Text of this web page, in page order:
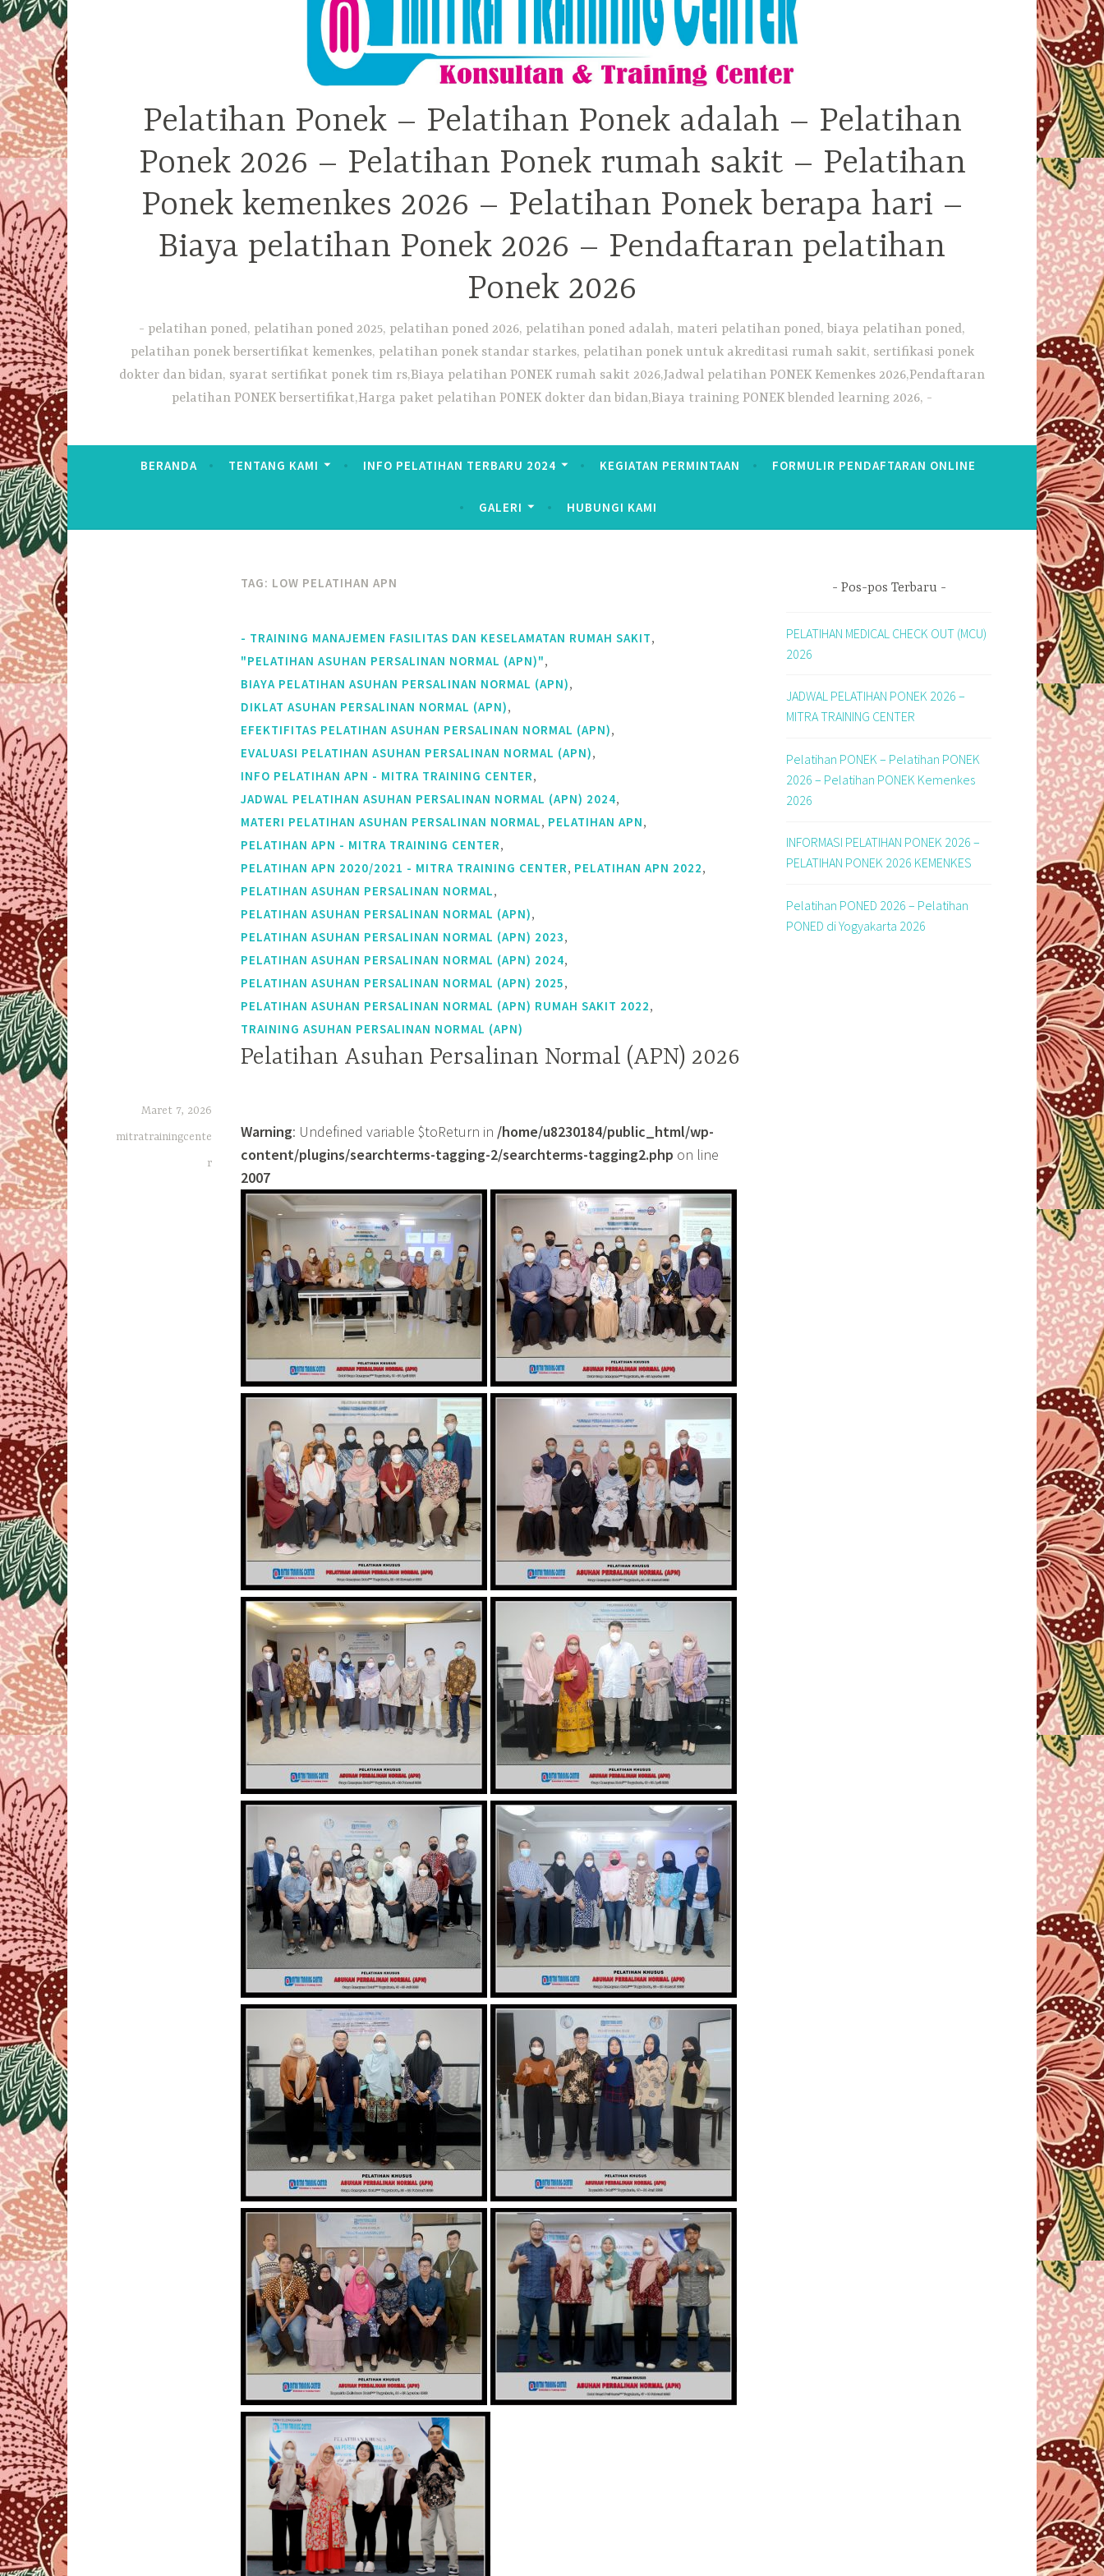
Pelatihan Ponek – Pelatihan Ponek adalah – Pelatihan
Ponek 2026 – Pelatihan Ponek rumah sakit – Pelatihan
Ponek kemenkes 2026 – Pelatihan Ponek berapa hari –
Biaya pelatihan Ponek 2026 – Pendaftaran pelatihan
Ponek 2026
pelatihan poned, pelatihan poned 2025, pelatihan poned 2026, pelatihan poned adalah, materi pelatihan poned, biaya pelatihan poned,
pelatihan ponek bersertifikat kemenkes, pelatihan ponek standar starkes, pelatihan ponek untuk akreditasi rumah sakit, sertifikasi ponek
dokter dan bidan, syarat sertifikat ponek tim rs,Biaya pelatihan PONEK rumah sakit 2026,Jadwal pelatihan PONEK Kemenkes 2026,Pendaftaran
pelatihan PONEK bersertifikat,Harga paket pelatihan PONEK dokter dan bidan,Biaya training PONEK blended learning 2026,
BERANDA TENTANG KAMI INFO PELATIHAN TERBARU 2024 KEGIATAN PERMINTAAN FORMULIR PENDAFTARAN ONLINE
GALERI HUBUNGI KAMI
TAG: LOW PELATIHAN APN
- TRAINING MANAJEMEN FASILITAS DAN KESELAMATAN RUMAH SAKIT,
"PELATIHAN ASUHAN PERSALINAN NORMAL (APN)",
BIAYA PELATIHAN ASUHAN PERSALINAN NORMAL (APN),
DIKLAT ASUHAN PERSALINAN NORMAL (APN),
EFEKTIFITAS PELATIHAN ASUHAN PERSALINAN NORMAL (APN),
EVALUASI PELATIHAN ASUHAN PERSALINAN NORMAL (APN),
INFO PELATIHAN APN - MITRA TRAINING CENTER,
JADWAL PELATIHAN ASUHAN PERSALINAN NORMAL (APN) 2024,
MATERI PELATIHAN ASUHAN PERSALINAN NORMAL, PELATIHAN APN,
PELATIHAN APN - MITRA TRAINING CENTER,
PELATIHAN APN 2020/2021 - MITRA TRAINING CENTER, PELATIHAN APN 2022,
PELATIHAN ASUHAN PERSALINAN NORMAL,
PELATIHAN ASUHAN PERSALINAN NORMAL (APN),
PELATIHAN ASUHAN PERSALINAN NORMAL (APN) 2023,
PELATIHAN ASUHAN PERSALINAN NORMAL (APN) 2024,
PELATIHAN ASUHAN PERSALINAN NORMAL (APN) 2025,
PELATIHAN ASUHAN PERSALINAN NORMAL (APN) RUMAH SAKIT 2022,
TRAINING ASUHAN PERSALINAN NORMAL (APN)
Pelatihan Asuhan Persalinan Normal (APN) 2026
Maret 7, 2026
mitratrainingcente
r
Warning: Undefined variable $toReturn in /home/u8230184/public_html/wp-
content/plugins/searchterms-tagging-2/searchterms-tagging2.php on line
2007
Pos-pos Terbaru
PELATIHAN MEDICAL CHECK OUT (MCU)
2026
JADWAL PELATIHAN PONEK 2026 –
MITRA TRAINING CENTER
Pelatihan PONEK – Pelatihan PONEK
2026 – Pelatihan PONEK Kemenkes
2026
INFORMASI PELATIHAN PONEK 2026 –
PELATIHAN PONEK 2026 KEMENKES
Pelatihan PONED 2026 – Pelatihan
PONED di Yogyakarta 2026